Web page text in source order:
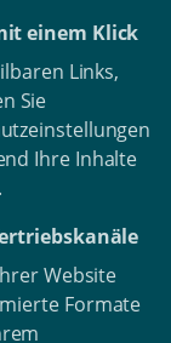
einem Klick
Links,
Sie
Ihre Inhalte
Website
Formate